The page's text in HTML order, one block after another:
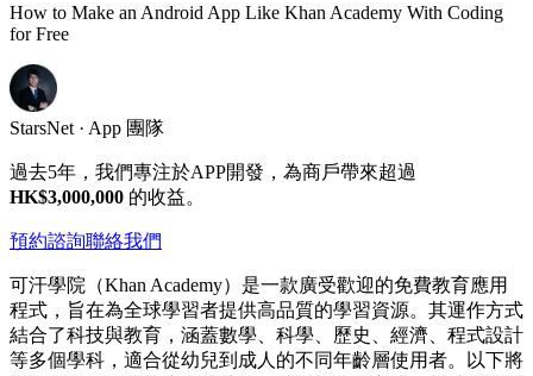
How to Make an Android App Like Khan Academy With Coding
for Free
StarsNet · App 團隊
過去5年，我們專注於APP開發，為商戶帶來超過
HK$3,000,000 的收益。
預約諮詢聯絡我們
可汗學院（Khan Academy）是一款廣受歡迎的免費教育應用
程式，旨在為全球學習者提供高品質的學習資源。其運作方式
結合了科技與教育，涵蓋數學、科學、歷史、經濟、程式設計
等多個學科，適合從幼兒到成人的不同年齡層使用者。以下將